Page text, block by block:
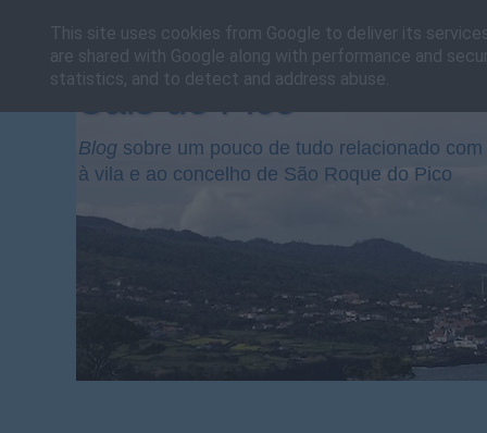
Cais do Pico
Blog sobre um pouco de tudo relacionado
à vila e ao concelho de São Roque do Pico
This site uses cookies from Google to deliver its
are shared with Google along with performance and
statistics, and to detect and address abuse.